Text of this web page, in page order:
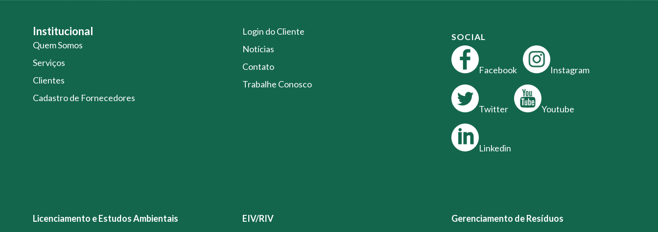
Institucional
Quem Somos
Serviços
Clientes
Cadastro de Fornecedores
Login do Cliente
Notícias
Contato
Trabalhe Conosco
SOCIAL
Facebook Instagram
Twitter Youtube
Linkedin
Licenciamento e Estudos Ambientais
EIV/RIV
Gerenciamento de Resíduos